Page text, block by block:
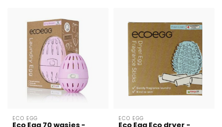
ECO EGG
Eco Egg 70 wasjes -
ECO EGG
Eco Egg Eco dryer -